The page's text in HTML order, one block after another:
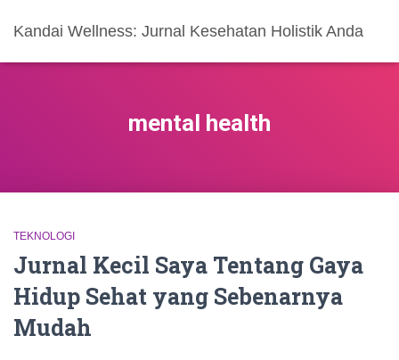
Kandai Wellness: Jurnal Kesehatan Holistik Anda
mental health
TEKNOLOGI
Jurnal Kecil Saya Tentang Gaya
Hidup Sehat yang Sebenarnya
Mudah